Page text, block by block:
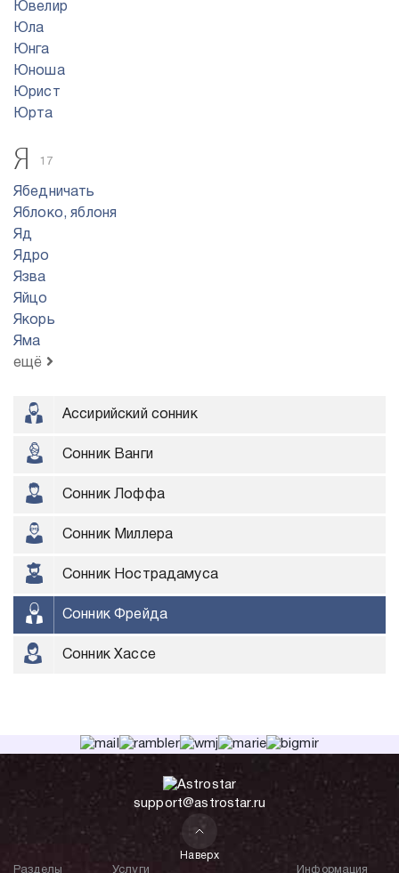
Ювелир
Юла
Юнга
Юноша
Юрист
Юрта
Я 17
Ябедничать
Яблоко, яблоня
Яд
Ядро
Язва
Яйцо
Якорь
Яма
ещё
Ассирийский сонник
Сонник Ванги
Сонник Лоффа
Сонник Миллера
Сонник Нострадамуса
Сонник Фрейда
Сонник Хассе
support@astrostar.ru
Наверх
Разделы Услуги Информация